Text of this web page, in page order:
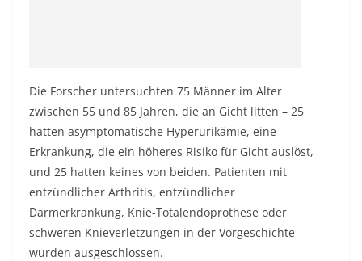
Die Forscher untersuchten 75 Männer im Alter
zwischen 55 und 85 Jahren, die an Gicht litten – 25
hatten asymptomatische Hyperurikämie, eine
Erkrankung, die ein höheres Risiko für Gicht auslöst,
und 25 hatten keines von beiden. Patienten mit
entzündlicher Arthritis, entzündlicher
Darmerkrankung, Knie-Totalendoprothese oder
schweren Knieverletzungen in der Vorgeschichte
wurden ausgeschlossen.